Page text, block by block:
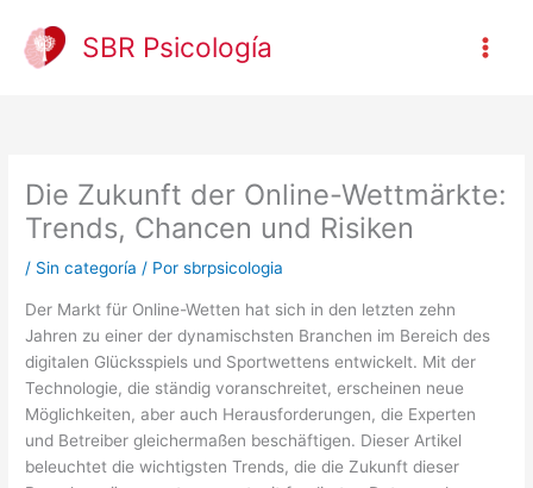
contenido
SBR Psicología
Die Zukunft der Online-Wettmärkte:
Trends, Chancen und Risiken
/ Sin categoría / Porsbrpsicologia
Der Markt für Online-Wetten hat sich in den letzten zehn
Jahren zu einer der dynamischsten Branchen im Bereich des
digitalen Glücksspiels und Sportwettens entwickelt. Mit der
Technologie, die ständig voranschreitet, erscheinen neue
Möglichkeiten, aber auch Herausforderungen, die Experten
und Betreiber gleichermaßen beschäftigen. Dieser Artikel
beleuchtet die wichtigsten Trends, die die Zukunft dieser